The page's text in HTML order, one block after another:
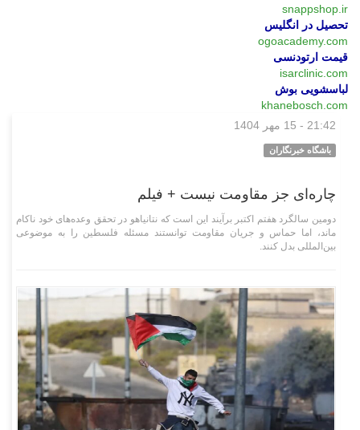
snappshop.ir
تحصیل در انگلیس
ogoacademy.com
قیمت ارتودنسی
isarclinic.com
لباسشویی بوش
khanebosch.com
21:42 - 15 مهر 1404
باشگاه خبرنگاران
چاره‌ای جز مقاومت نیست + فیلم
دومین سالگرد هفتم اکتبر برآیند این است که نتانیاهو در تحقق وعده‌های خود ناکام
ماند، اما حماس و جریان مقاومت توانستند مسئله فلسطین را به موضوعی
بین‌المللی بدل کنند.